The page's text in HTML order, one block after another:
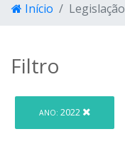
Início Legislação
Filtro
ANO: 2022